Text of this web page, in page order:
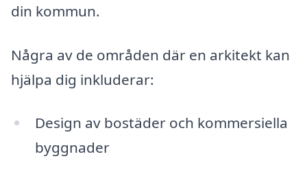
din kommun.
Några av de områden där en arkitekt kan
hjälpa dig inkluderar:
Design av bostäder och kommersiella
byggnader